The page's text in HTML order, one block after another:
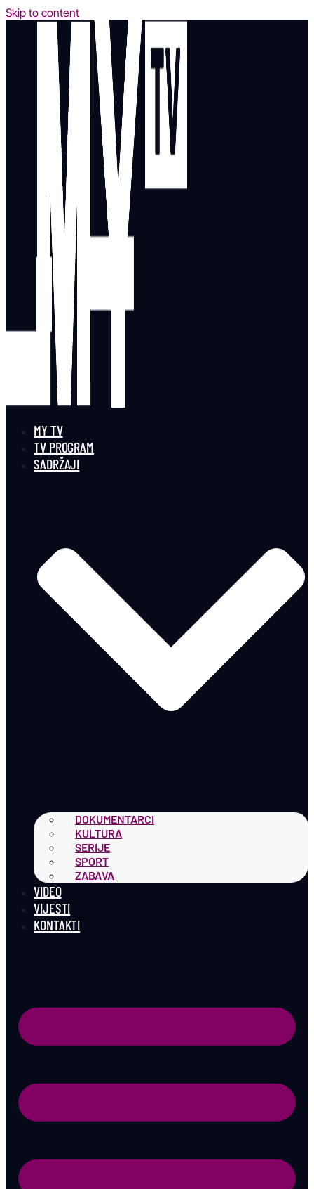
Skip to content
MY TV
TV PROGRAM
SADRŽAJI
DOKUMENTARCI
KULTURA
SERIJE
SPORT
ZABAVA
VIDEO
VIJESTI
KONTAKTI